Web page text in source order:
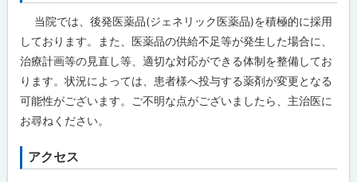
当院では、後発医薬品(ジェネリック医薬品)を積極的に採用
しております。また、医薬品の供給不足等が発生した場合に、
治療計画等の見直し等、適切な対応ができる体制を整備してお
ります。状況によっては、患者様へ投与する薬剤が変更となる
可能性がございます。ご不明な点がございましたら、主治医に
お尋ねください。
アクセス